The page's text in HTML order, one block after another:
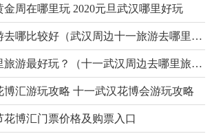
金周在哪里玩 2020元旦武汉哪里好玩
比较好（武汉周边十一旅游去哪里最合适）
最好玩？（十一武汉周边去哪里旅游最好玩）
博汇游玩攻略 十一武汉花博会游玩攻略
花博汇门票价格及购票入口